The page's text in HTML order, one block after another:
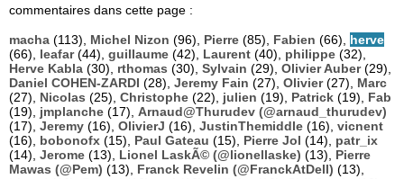
commentaires dans cette page :
macha (113), Michel Nizon (96), Pierre (85), Fabien (66), herve
(66), leafar(44), guillaume (42), Laurent (40), philippe (32),
Herve Kabla (30), rthomas (30), Sylvain (29), Olivier Auber(29),
Daniel COHEN-ZARDI (28), Jeremy Fain (27), Olivier(27), Marc
(27), Nicolas (25), Christophe (22), julien (19), Patrick (19), Fab
(19), jmplanche (17), Arnaud@Thurudev (@arnaud_thurudev)
(17), Jeremy (16), OlivierJ (16), JustinThemiddle (16), vicnent
(16), bobonofx (15), Paul Gateau (15), Pierre Jol (14), patr_ix
(14), Jerome (13), Lionel LaskÃ© (@lionellaske) (13), Pierre
Mawas (@Pem) (13), Franck Revelin (@FranckAtDell) (13),